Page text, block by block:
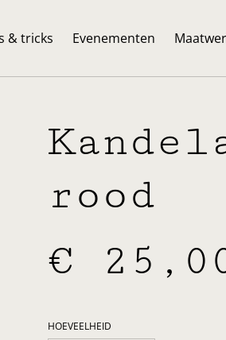
& tricks Evenementen
rood
€
HOEVEELHEID